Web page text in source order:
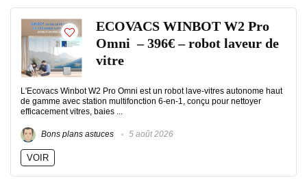
ECOVACS WINBOT W2 Pro
Omni – 396€ – robot laveur de
vitre
L'Ecovacs Winbot W2 Pro Omni est un robot lave-vitres autonome haut
de gamme avec station multifonction 6-en-1, conçu pour nettoyer
efficacement vitres, baies ...
Bons plans astuces 5 août 2026
VOIR